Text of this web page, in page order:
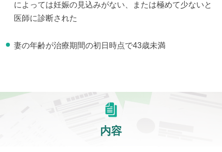
によっては妊娠の見込みがない、または極めて少ないと
医師に診断された
妻の年齢が治療期間の初日時点で43歳未満
内容